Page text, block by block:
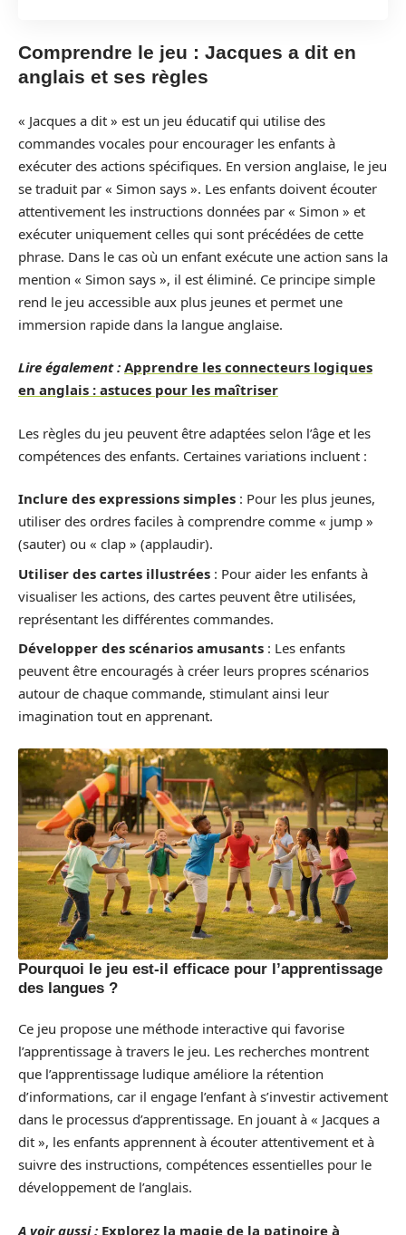
Comprendre le jeu : Jacques a dit en
anglais et ses règles
« Jacques a dit » est un jeu éducatif qui utilise des
commandes vocales pour encourager les enfants à
exécuter des actions spécifiques. En version anglaise, le jeu
se traduit par « Simon says ». Les enfants doivent écouter
attentivement les instructions données par « Simon » et
exécuter uniquement celles qui sont précédées de cette
phrase. Dans le cas où un enfant exécute une action sans la
mention « Simon says », il est éliminé. Ce principe simple
rend le jeu accessible aux plus jeunes et permet une
immersion rapide dans la langue anglaise.
Lire également : Apprendre les connecteurs logiques
en anglais : astuces pour les maîtriser
Les règles du jeu peuvent être adaptées selon l’âge et les
compétences des enfants. Certaines variations incluent :
Inclure des expressions simples : Pour les plus jeunes,
utiliser des ordres faciles à comprendre comme « jump »
(sauter) ou « clap » (applaudir).
Utiliser des cartes illustrées : Pour aider les enfants à
visualiser les actions, des cartes peuvent être utilisées,
représentant les différentes commandes.
Développer des scénarios amusants : Les enfants
peuvent être encouragés à créer leurs propres scénarios
autour de chaque commande, stimulant ainsi leur
imagination tout en apprenant.
Pourquoi le jeu est-il efficace pour l’apprentissage
des langues ?
Ce jeu propose une méthode interactive qui favorise
l’apprentissage à travers le jeu. Les recherches montrent
que l’apprentissage ludique améliore la rétention
d’informations, car il engage l’enfant à s’investir activement
dans le processus d’apprentissage. En jouant à « Jacques a
dit », les enfants apprennent à écouter attentivement et à
suivre des instructions, compétences essentielles pour le
développement de l’anglais.
A voir aussi : Explorez la magie de la patinoire à